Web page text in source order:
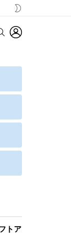
SKIN
SEARCH
トア